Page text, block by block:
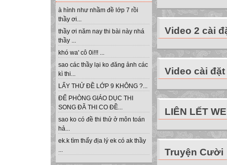
à hình như nhầm đề lớp 7 rồi
thầy ơi...
thầy ơi năm nay thi bài này nhá
thầy ...
khó wa' cô 0i!!! ...
sao các thầy lại ko đăng ảnh các
kì thi...
LẤY THỬ ĐỀ LỚP 9 KHÔNG ?...
ĐỂ PHÒNG GIÁO DỤC THI
SONG ĐÃ THI CO ĐỀ...
sao ko có đề thi thử ở môn toán
hả...
ek.k tìm thấy địa lý ek có ak thầy
...
Video 2 cài
Video cài đặt
LIÊN LẾT
Truyện Cười